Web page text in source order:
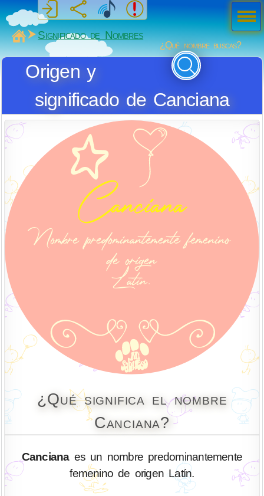
MiSabueso
Significado de Nombres
¿Qué nombre buscas?
Origen y
significado de Canciana
¿Qué significa el nombre
Canciana?
Cancianaes un nombre predominantemente
femenino de origen Latín.
Men
ú